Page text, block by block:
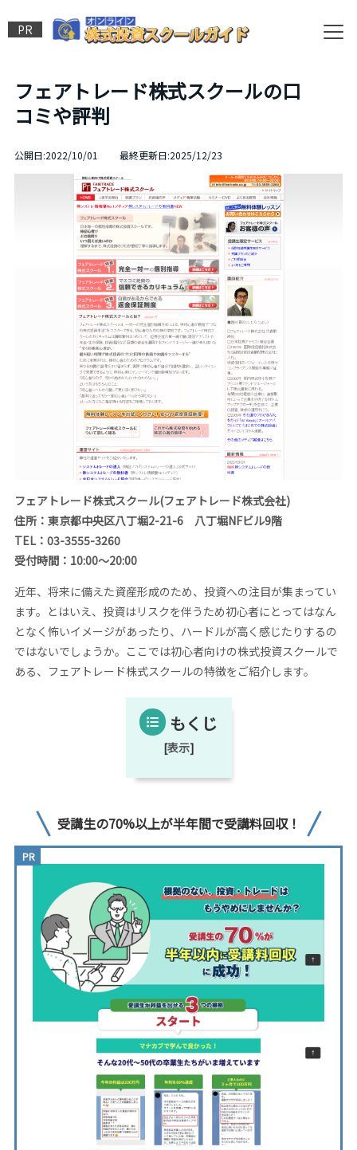
PR
フェアトレード株式スクールの口
コミや評判
公開日:2022/10/01 最終更新日:2025/12/23
フェアトレード株式スクール(フェアトレード株式会社)
住所：東京都中央区八丁堀2-21-6 八丁堀NFビル9階
TEL：03-3555-3260
受付時間：10:00～20:00
近年、将来に備えた資産形成のため、投資への注目が集まってい
ます。とはいえ、投資はリスクを伴うため初心者にとってはなん
となく怖いイメージがあったり、ハードルが高く感じたりするの
ではないでしょうか。ここでは初心者向けの株式投資スクールで
ある、フェアトレード株式スクールの特徴をご紹介します。
もくじ
[表示]
受講生の70%以上が半年間で受講料回収！